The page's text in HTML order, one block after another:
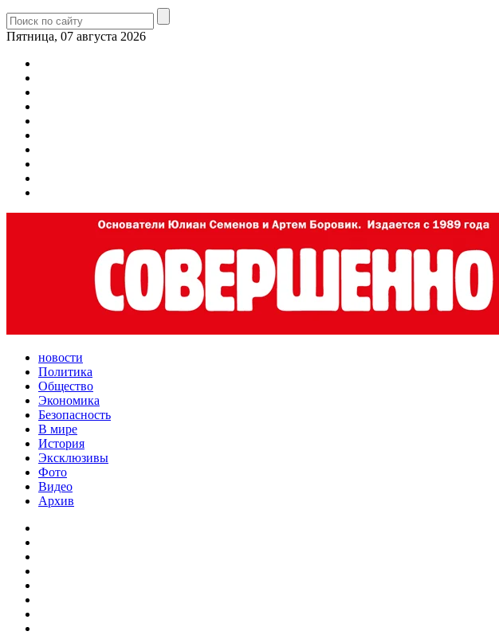
Пятница, 07 августа 2026
новости
Политика
Общество
Экономика
Безопасность
В мире
История
Эксклюзивы
Фото
Видео
Архив